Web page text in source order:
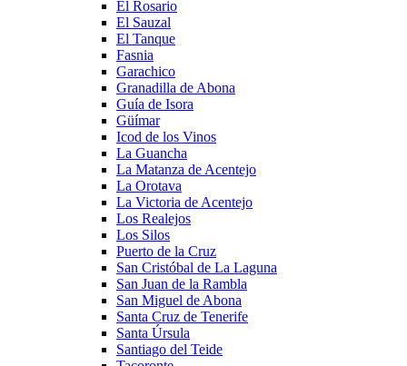
El Rosario
El Sauzal
El Tanque
Fasnia
Garachico
Granadilla de Abona
Guía de Isora
Güímar
Icod de los Vinos
La Guancha
La Matanza de Acentejo
La Orotava
La Victoria de Acentejo
Los Realejos
Los Silos
Puerto de la Cruz
San Cristóbal de La Laguna
San Juan de la Rambla
San Miguel de Abona
Santa Cruz de Tenerife
Santa Úrsula
Santiago del Teide